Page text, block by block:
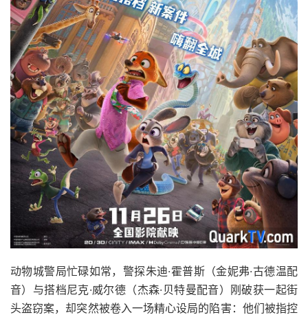
动物城警局忙碌如常，警探朱迪·霍普斯（金妮弗·古德温配
音）与搭档尼克·威尔德（杰森·贝特曼配音）刚破获一起街
头盗窃案，却突然被卷入一场精心设局的陷害：他们被指控